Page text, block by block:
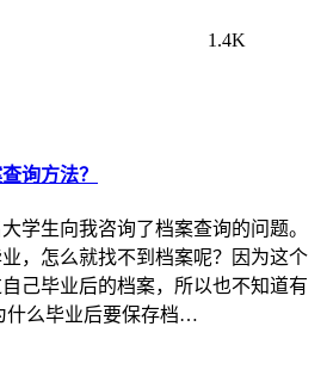
1.4K
询方法？
学生向我咨询了档案查询的问题。
，怎么就找不到档案呢？因为这个
己毕业后的档案，所以也不知道有
什么毕业后要保存档…